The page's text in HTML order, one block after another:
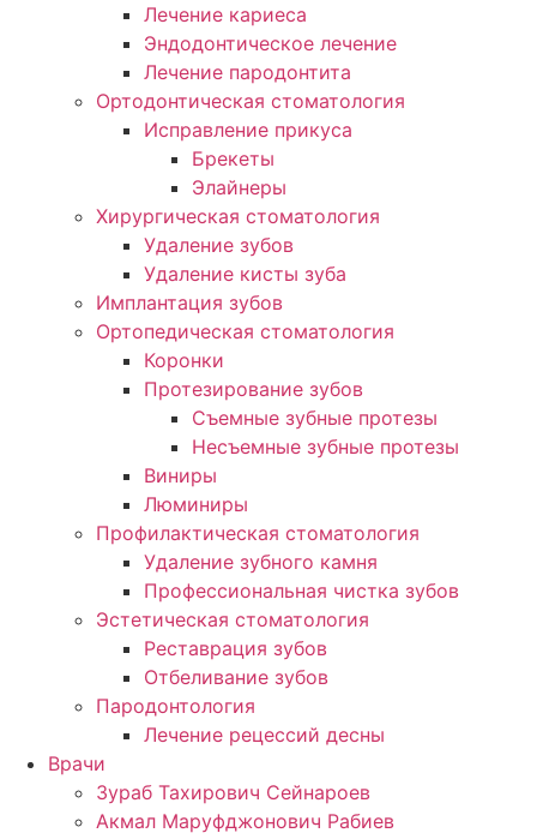
Лечение кариеса
Эндодонтическое лечение
Лечение пародонтита
Ортодонтическая стоматология
Исправление прикуса
Брекеты
Элайнеры
Хирургическая стоматология
Удаление зубов
Удаление кисты зуба
Имплантация зубов
Ортопедическая стоматология
Коронки
Протезирование зубов
Съемные зубные протезы
Несъемные зубные протезы
Виниры
Люминиры
Профилактическая стоматология
Удаление зубного камня
Профессиональная чистка зубов
Эстетическая стоматология
Реставрация зубов
Отбеливание зубов
Пародонтология
Лечение рецессий десны
Врачи
Зураб Тахирович Сейнароев
Акмал Маруфджонович Рабиев